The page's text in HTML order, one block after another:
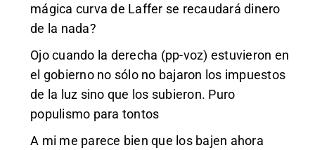
mágica curva de Laffer se recaudará dinero
de la nada?
Ojo cuando la derecha (pp-voz) estuvieron en
el gobierno no sólo no bajaron los impuestos
de la luz sino que los subieron. Puro
populismo para tontos
A mi me parece bien que los bajen ahora